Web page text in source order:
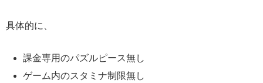
具体的に、
課金専用のパズルピース無し
ゲーム内のスタミナ制限無し